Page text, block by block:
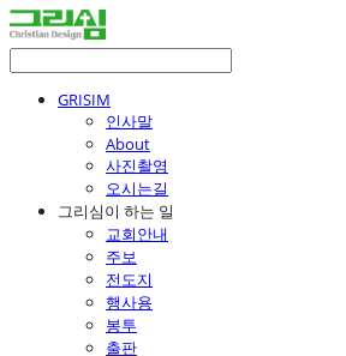
GRISIM
인사말
About
사진촬영
오시는길
그리심이 하는 일
교회안내
주보
전도지
행사용
봉투
출판